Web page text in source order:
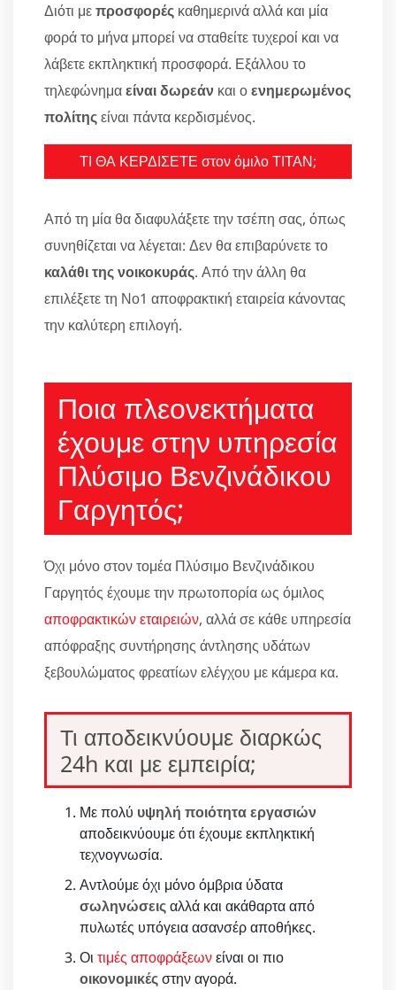
Διότι μεπροσφορές καθημερινά αλλά και μία
φορά το μήνα μπορεί να σταθείτε τυχεροί και να
λάβετε εκπληκτική προσφορά. Εξάλλου το
τηλεφώνημαείναι δωρεάν και οενημερωμένος
πολίτηςείναι πάντα κερδισμένος.
ΤΙ ΘΑ ΚΕΡΔΙΣΕΤΕ στον όμιλο ΤΙΤΑΝ;
Από τη μία θα διαφυλάξετε την τσέπη σας, όπως
συνηθίζεται να λέγεται: Δεν θα επιβαρύνετε το
καλάθι της νοικοκυράς. Από την άλλη θα
επιλέξετε τη Νο1 αποφρακτική εταιρεία κάνοντας
την καλύτερη επιλογή.
Ποια πλεονεκτήματα
έχουμε στην υπηρεσία
Πλύσιμο Βενζινάδικου
Γαργητός;
Όχι μόνο στον τομέα Πλύσιμο Βενζινάδικου
Γαργητός έχουμε την πρωτοπορία ως όμιλος
αποφρακτικών εταιρειών, αλλά σε κάθε υπηρεσία
απόφραξης συντήρησης άντλησης υδάτων
ξεβουλώματος φρεατίων ελέγχου με κάμερα κα.
Τι αποδεικνύουμε διαρκώς
24h και με εμπειρία;
Με πολύ υψηλή ποιότητα εργασιών
αποδεικνύουμε ότι έχουμε εκπληκτική
τεχνογνωσία.
Αντλούμε όχι μόνο όμβρια ύδατα
σωληνώσειςαλλά και ακάθαρτα από
πυλωτές υπόγεια ασανσέρ αποθήκες.
Οι τιμές αποφράξεωνείναι οι πιο
οικονομικέςστην αγορά.